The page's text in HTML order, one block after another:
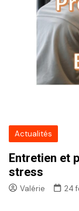
Actualités
Entretien et
stress
Valérie 24